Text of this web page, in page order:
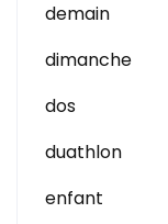
demain
dimanche
dos
duathlon
enfant